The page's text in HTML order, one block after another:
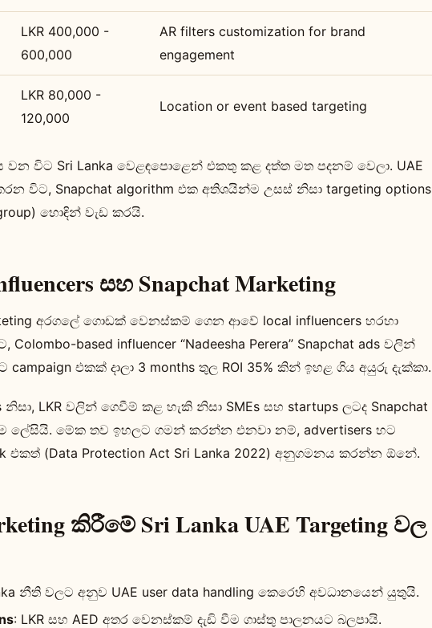
LKR 400,000 -
600,000
AR filters customization for brand
engagement
LKR 80,000 -
120,000
Location or event based targeting
වන විට Sri Lanka වෙළඳපොළෙන් එකතු කළ දත්ත මත පදනම් වෙලා. UAE
විට, Snapchat algorithm එක අතිශයින්ම උසස් නිසා targeting options
හොඳින් වැඩ කරයි.
සහ Snapchat Marketing
අරගලේ ගොඩක් වෙනස්කම් ගෙන ආවේ local influencers හරහා
based influencer “Nadeesha Perera” Snapchat ads වලින්
campaign එකක් දාලා 3 months තුල ROI 35% කින් ඉහළ ගිය අයුරු දැක්කා.
නිසා, LKR වලින් ගෙවීම් කළ හැකි නිසා SMEs සහ startups ලටද Snapchat
ලේසියි. මේක තව ඉහලට ගමන් කරන්න එනවා නම්, advertisers හට
එකත් (Data Protection Act Sri Lanka 2022) අනුගමනය කරන්න ඕනේ.
කිරීමේ Sri Lanka UAE Targeting වල
නීති වලට අනුව UAE user data handling කෙරෙහි අවධානයෙන් යුතුයි.
: LKR සහ AED අතර වෙනස්කම් දැඩි වීම ගාස්තු පාලනයට බලපායි.